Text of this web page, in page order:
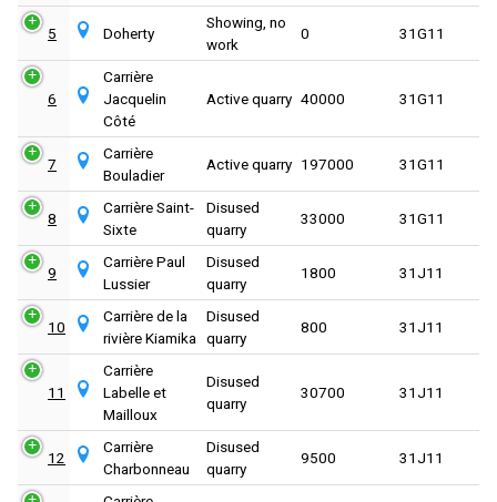
5 Doherty
Showing, no
work
0 31G11
6
Carrière
Jacquelin
Côté
Active quarry 40000 31G11
7
Carrière
Bouladier
Active quarry 197000 31G11
8
Carrière Saint-
Sixte
Disused
quarry
33000 31G11
9
Carrière Paul
Lussier
Disused
quarry
1800 31J11
10
Carrière de la
rivière Kiamika
Disused
quarry
800 31J11
11
Carrière
Labelle et
Mailloux
Disused
quarry
30700 31J11
12
Carrière
Charbonneau
Disused
quarry
9500 31J11